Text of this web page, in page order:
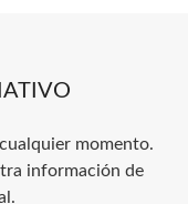
momento.
información de